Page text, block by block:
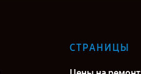
СТРАНИЦЫ